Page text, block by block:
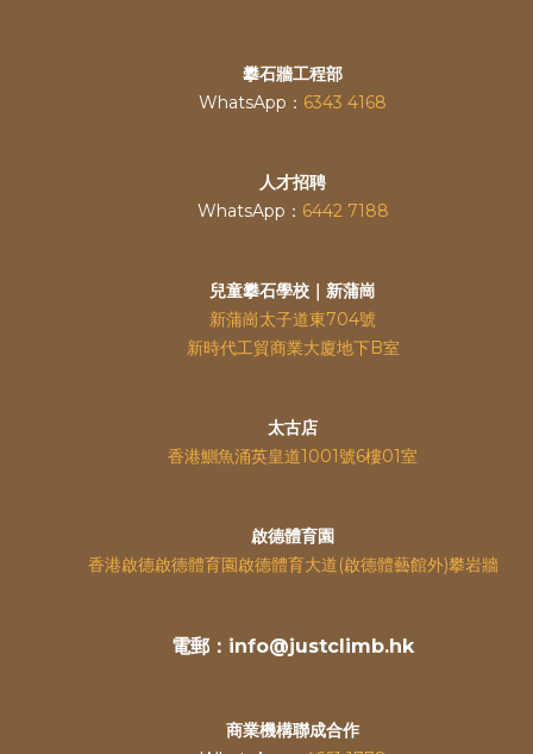
攀石牆工程部
WhatsApp： 6343 4168
人才招聘
WhatsApp： 6442 7188
兒童攀石學校｜新蒲崗
新蒲崗太子道東704號
新時代工貿商業大廈地下B室
太古店
香港鰂魚涌英皇道1001號6樓01室
啟德體育園
香港啟德啟德體育園啟德體育大道(啟德體藝館外)攀岩牆
電郵：info@justclimb.hk
商業機構聯成合作